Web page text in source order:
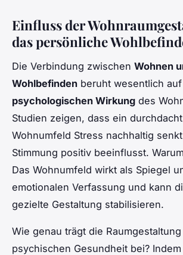
Einfluss der
das persönliche
Die Verbindung zwischen Wohnen
Wohlbefinden beruht wesentlich
psychologischen Wirkung des
Studien zeigen, dass ein
Wohnumfeld Stress nachhaltig
Stimmung positiv beeinflusst.
Das Wohnumfeld wirkt als Spiegel
emotionalen Verfassung und kann
gezielte Gestaltung stabilisieren.
Wie genau trägt die
psychischen Gesundheit bei?